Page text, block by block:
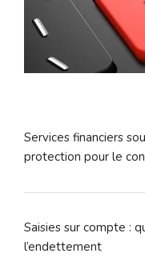
Services financiers
protection pour le
Saisies sur compte :
l’endettement